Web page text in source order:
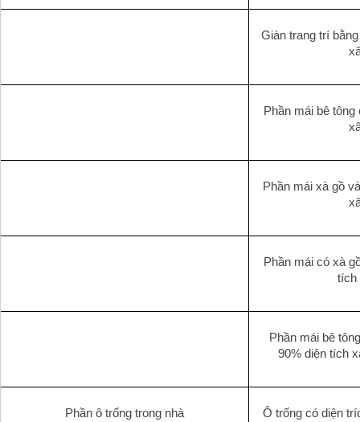
Giàn trang trí
Phần mái bê
Phần mái xà gồ
Phần mái có xà
tích
Phần mái bê
90% diện tích
Phần ô trống trong nhà
Ô trống có diện